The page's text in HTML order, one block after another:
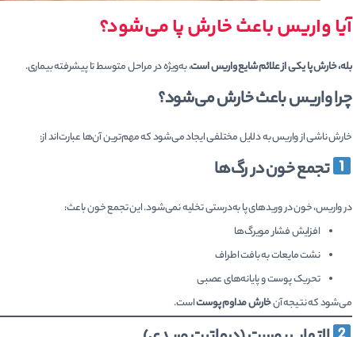
آیا واریس باعث خارش پا می‌شود؟
بله، خارش پا یکی از علائم شایع واریس است، به‌ویژه در مراحل متوسط تا پیشرفته بیماری.
چرا واریس باعث خارش می‌شود؟
خارش ناشی از واریس به دلایل مختلفی ایجاد می‌شود که مهم‌ترین آن‌ها عبارت‌اند از:
تجمع خون در رگ‌ها
در واریس، خون در وریدهای پا به‌درستی تخلیه نمی‌شود. این تجمع خون باعث:
افزایش فشار مویرگ‌ها
نشت مایعات به بافت اطراف
تحریک پوست و پایانه‌های عصبی
می‌شود که نتیجه آنخارش مداوم پوستاست.